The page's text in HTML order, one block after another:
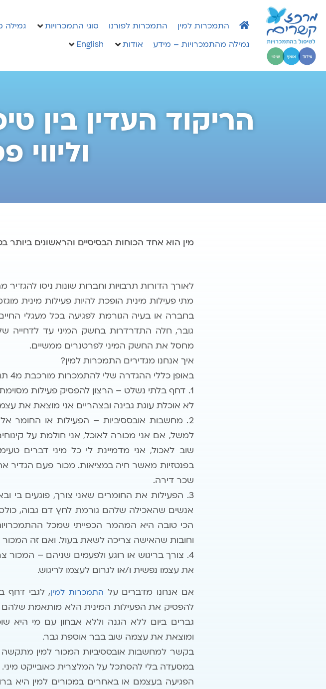
התמכרות למין התמכרות לפורנו סוגי התמכרויות
גמילה מהתמכרויות – מידע
אודות English
וליווי
מין הוא אחד הכוחות הבסיסיים והראשונים ביותר
לאורך הדורות תרבויות וחברות שונות ניסו
מתי פעילות מינית הופכת להיות פעילות מינית
בחברה או בעיה הגורמת לפגיעה בכל מעגלי
גובר, חלה התדרדרות בחשק המיני עד לדחייה
מחסל את החשק המיני לפרטנרים ממשיים.
איך אנחנו מגדירים התמכרות למין?
באופן כללי ההגדרה שלי להתמכרות מורכבת מ4 תנאים הכרחיים,
1. דחף בלתי נשלט – הרצון להפסיק פעילות
לא אוכלת עוגת גבינה ובצהריים אני מוצאת את
2. מחשבות אובססיביות – הפעילות או החומר
למשל, אם אני מכורה לאוכל, אני חולמת על
שוב לאכול, אני מדמיינת לי כל מיני דברים
בפנטזיות מאשר חיה במציאות. מכור פעם
שכר דירה.
3. הפעילות את החומרים שאני צורך, פוגעים בי
אנשים שהאכילה שלהם גורמת לחץ דם גבוה,
הכי טובה היא המהמר הכפייתי שמכל
וחובות שהאישה צריכה לשאת בעול. ואם זה המכור
4. צורך בריגוש או רוגע ולפעמים שניהם –
את עצמו נפשית ו/או לגרום לעצמו לריגוש.
אם אנחנו מדברים על התמכרות למין, לגבי דחף
גברים ביום ללא הגנה וללא אבחון עם מי
ומוצאת את עצמה שוב בבר אוספת גבר.
בקשר למחשבות אובססיביות המכור למין
במסעדה בלי להסתכל על המלצרית כאובייקט מיני.
הפגיעה בעצמם או באחרים במכורים למין היא